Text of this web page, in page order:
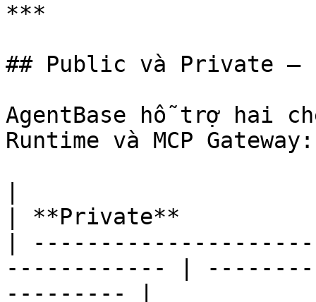
***
## Public và Private —
AgentBase hỗ trợ hai
Runtime và MCP Gateway:
| **Private**
|
------------ |
--------- |